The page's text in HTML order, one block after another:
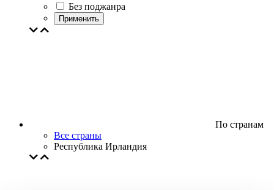
Без поджанра
Применить
По странам
Все страны
Республика Ирландия